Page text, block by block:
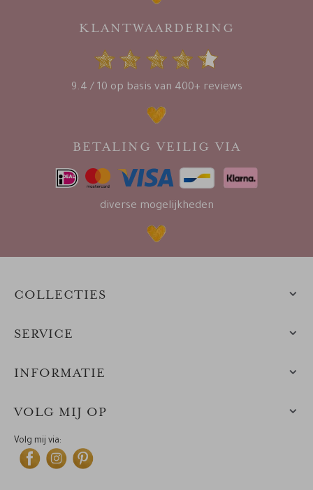
KLANTWAARDERING
9.4 / 10 op basis van 400+ reviews
BETALING VEILIG VIA
diverse mogelijkheden
COLLECTIES
SERVICE
INFORMATIE
VOLG MIJ OP
Volg mij via: